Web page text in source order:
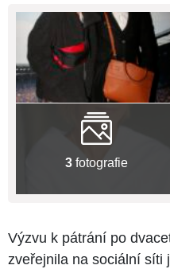
3 fotografie
Výzvu k pátrání po
zveřejnila na sociální síti